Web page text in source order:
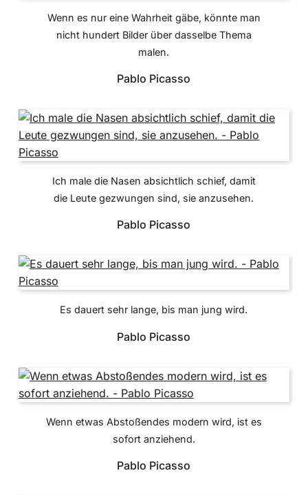
Wenn es nur eine Wahrheit gäbe, könnte man
nicht hundert Bilder über dasselbe Thema
malen.
Pablo Picasso
Ich male die Nasen absichtlich schief, damit
die Leute gezwungen sind, sie anzusehen.
Pablo Picasso
Es dauert sehr lange, bis man jung wird.
Pablo Picasso
Wenn etwas Abstoßendes modern wird, ist es
sofort anziehend.
Pablo Picasso